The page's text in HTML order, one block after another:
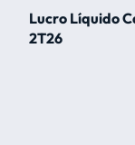
Lucro Líquido
2T26